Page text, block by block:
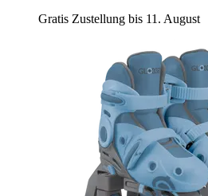
Gratis Zustellung bis 11. August